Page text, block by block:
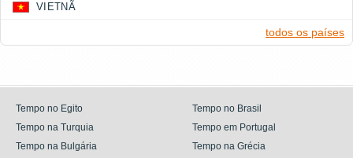
VIETNÃ
todos os países
Tempo no Egito
Tempo no Brasil
Tempo na Turquia
Tempo em Portugal
Tempo na Bulgária
Tempo na Grécia